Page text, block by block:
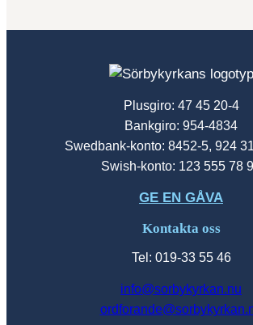
Plusgiro: 47 45 20-4
Bankgiro: 954-4834
Swedbank-konto: 8452-5, 924
Swish-konto: 123 555 78
GE EN GÅVA
Kontakta oss
Tel: 019-33 55 46
info@sorbykyrkan.nu